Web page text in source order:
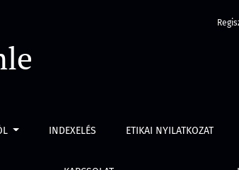
INDEXELÉS ETIKAI NYILATKOZAT